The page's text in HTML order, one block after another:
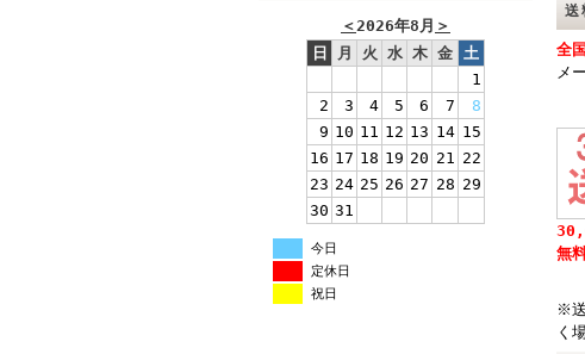
＜2026年8月 ＞
日
月 火 水 木 金 土
1
2
3 4 5 6 7
8
9 10 11 12 13 14 15
16 17 18 19 20 21 22
23 24 25 26 27 28 29
30 31
今日
定休日
祝日
送
全
メ
無
※
く